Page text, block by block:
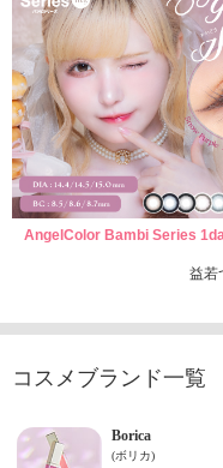
AngelColor Bambi Series
益若
コスメブランド一覧